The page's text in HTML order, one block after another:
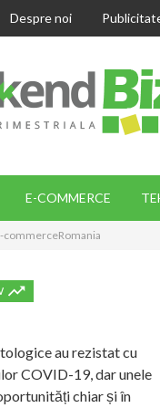
Despre noi
E-COMMERCE
commerceRomania
au rezistat cu
COVID-19, dar unele
chiar și în